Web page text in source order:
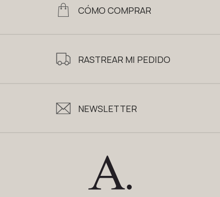
CÓMO COMPRAR
RASTREAR MI PEDIDO
NEWSLETTER